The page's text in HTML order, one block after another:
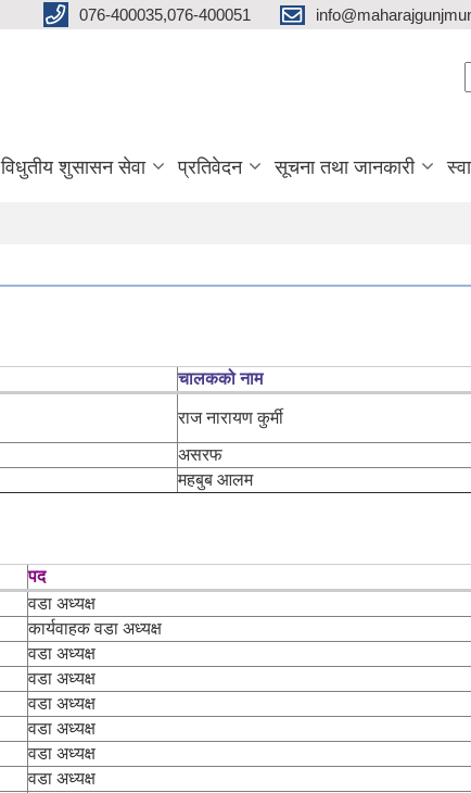
076-400035,076-400051
विधुतीय शुसासन सेवा प्रतिवेदन सूचना तथा जानकारी
चालकको नाम
राज नारायण कुर्मी
असरफ
महबुब आलम
पद
वडा अध्यक्ष
कार्यवाहक वडा अध्यक्ष
वडा अध्यक्ष
वडा अध्यक्ष
वडा अध्यक्ष
वडा अध्यक्ष
वडा अध्यक्ष
वडा अध्यक्ष